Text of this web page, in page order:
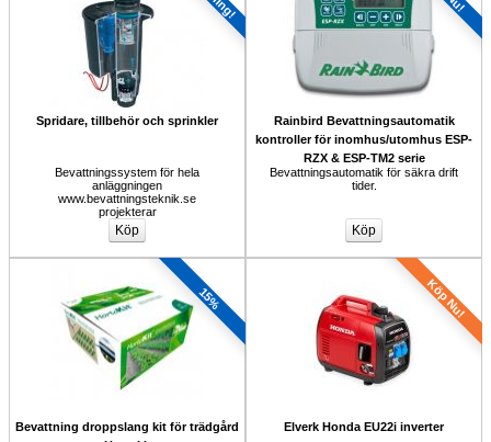
Spridare, tillbehör och sprinkler
Bevattningssystem för hela
anläggningen
www.bevattningsteknik.se
projekterar
Rainbird Bevattningsautomatik
kontroller för inomhus/utomhus ESP-
RZX & ESP-TM2 serie
Bevattningsautomatik för säkra drift
tider.
15%
Bevattning droppslang kit för trädgård
Köp Nu!
Elverk Honda EU22i inverter